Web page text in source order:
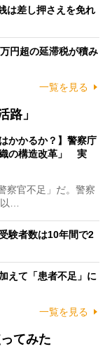
は差し押さえを免れ
円超の延滞税が積み
一覧を見る
路」
かかるか？】警察庁
の構造改革」 実
察官不足」だ。警察
…
験者数は10年間で2
えて「患者不足」に
一覧を見る
てみた